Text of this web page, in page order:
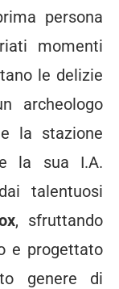
persona
momenti
le delizie
archeologo
la stazione
e la sua I.A.
talentuosi
, sfruttando
e progettato
genere di